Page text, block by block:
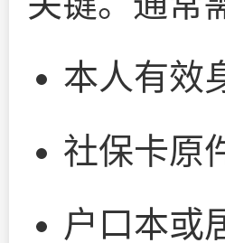
本人有效
社保卡原
户口本或